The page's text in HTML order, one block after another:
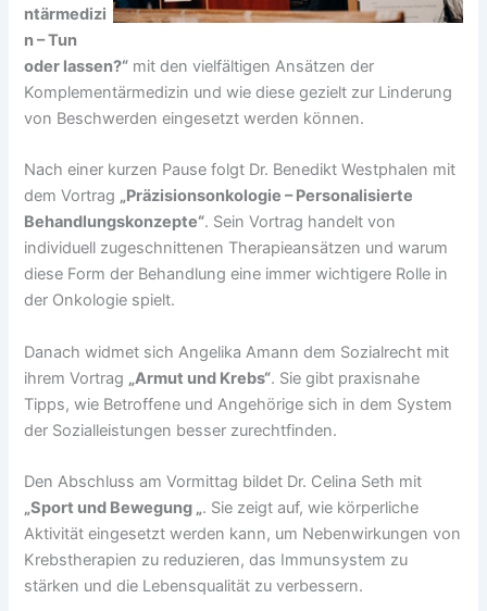
ntärmedizi
n – Tun
oder lassen?“ mit den vielfältigen Ansätzen der
Komplementärmedizin und wie diese gezielt zur Linderung
von Beschwerden eingesetzt werden können.
Nach einer kurzen Pause folgt Dr. Benedikt Westphalen mit
dem Vortrag „Präzisionsonkologie – Personalisierte
Behandlungskonzepte“. Sein Vortrag handelt von
individuell zugeschnittenen Therapieansätzen und warum
diese Form der Behandlung eine immer wichtigere Rolle in
der Onkologie spielt.
Danach widmet sich Angelika Amann dem Sozialrecht mit
ihrem Vortrag „Armut und Krebs“. Sie gibt praxisnahe
Tipps, wie Betroffene und Angehörige sich in dem System
der Sozialleistungen besser zurechtfinden.
Den Abschluss am Vormittag bildet Dr. Celina Seth mit
„Sport und Bewegung „. Sie zeigt auf, wie körperliche
Aktivität eingesetzt werden kann, um Nebenwirkungen von
Krebstherapien zu reduzieren, das Immunsystem zu
stärken und die Lebensqualität zu verbessern.